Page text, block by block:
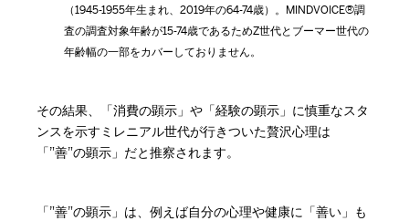
（1945-1955年生まれ、2019年の64-74歳）。MINDVOICE®調
査の調査対象年齢が15-74歳であるためZ世代とブーマー世代の
年齢幅の一部をカバーしておりません。
その結果、「消費の顕示」や「経験の顕示」に慎重なスタ
ンスを示すミレニアル世代が行きついた贅沢心理は
「”善”の顕示」だと推察されます。
「”善”の顕示」は、例えば自分の心理や健康に「善い」も